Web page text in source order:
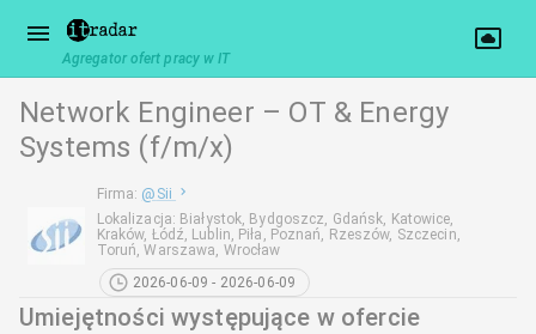
Agregator ofert pracy w IT
Network Engineer – OT & Energy
Systems (f/m/x)
Firma: @ Sii
Lokalizacja: Białystok, Bydgoszcz, Gdańsk, Katowice,
Kraków, Łódź, Lublin, Piła, Poznań, Rzeszów, Szczecin,
Toruń, Warszawa, Wrocław
2026-06-09 - 2026-06-09
Umiejętności występujące w ofercie